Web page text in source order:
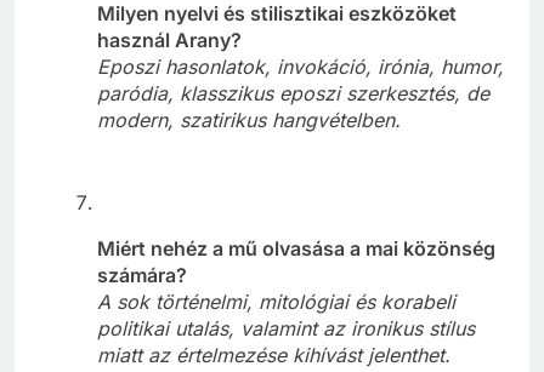
Milyen nyelvi és stilisztikai eszközöket
használ Arany?
Eposzi hasonlatok, invokáció, irónia, humor,
paródia, klasszikus eposzi szerkesztés, de
modern, szatirikus hangvételben.
Miért nehéz a mű olvasása a mai közönség
számára?
A sok történelmi, mitológiai és korabeli
politikai utalás, valamint az ironikus stílus
miatt az értelmezése kihívást jelenthet.